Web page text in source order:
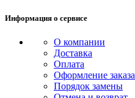
Информация о сервисе
О компании
Доставка
Оплата
Оформление заказа
Порядок замены